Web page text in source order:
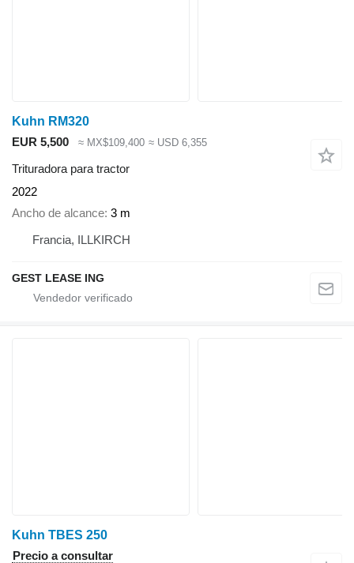
Kuhn RM320
EUR 5,500
≈ MX$109,400 ≈ USD 6,355
Trituradora para tractor
2022
Ancho de alcance 3 m
Francia, ILLKIRCH
GEST LEASE ING
Kuhn TBES 250
Precio a consultar